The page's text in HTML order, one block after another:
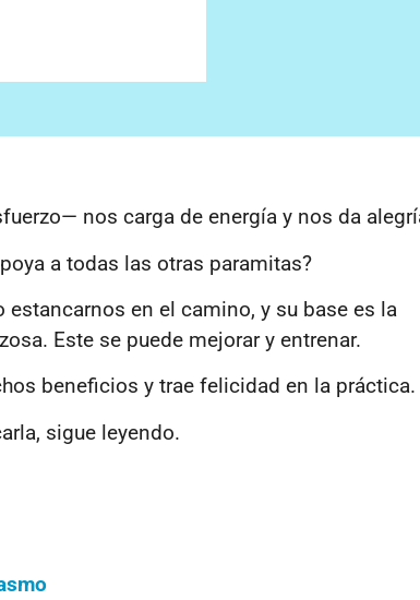
nos carga de energía y nos da
a todas las otras paramitas?
estancarnos en el camino, y su base es la
Este se puede mejorar y entrenar.
beneficios y trae felicidad en la práctica.
sigue leyendo.